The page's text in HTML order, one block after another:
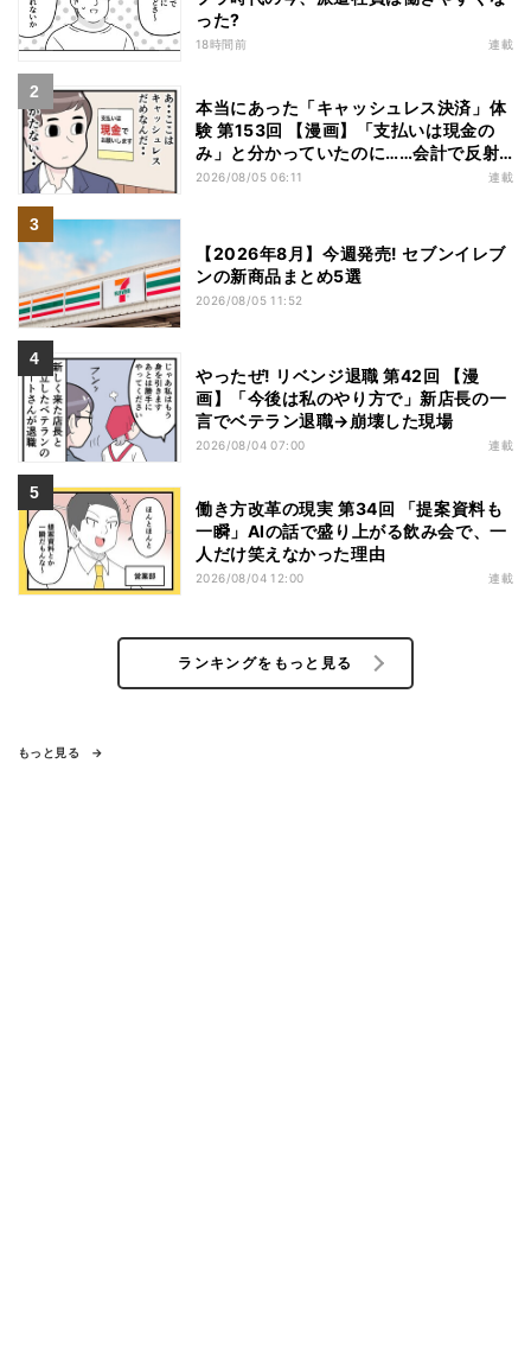
った?
18時間前 連載
本当にあった「キャッシュレス決済」体
験 第153回 【漫画】「支払いは現金の
み」と分かっていたのに……会計で反射
的に出してしまったものは
2026/08/05 06:11 連載
【2026年8月】今週発売! セブンイレブ
ンの新商品まとめ5選
2026/08/05 11:52
やったぜ! リベンジ退職 第42回 【漫
画】「今後は私のやり方で」新店長の一
言でベテラン退職→崩壊した現場
2026/08/04 07:00 連載
働き方改革の現実 第34回 「提案資料も
一瞬」AIの話で盛り上がる飲み会で、一
人だけ笑えなかった理由
2026/08/04 12:00 連載
ランキングをもっと見る
もっと見る